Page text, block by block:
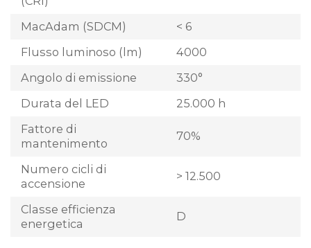
MacAdam (SDCM)
< 6
Flusso luminoso (lm)
4000
Angolo di emissione
330°
Durata del LED
25.000 h
Fattore di
mantenimento
70%
Numero cicli di
accensione
> 12.500
Classe efficienza
energetica
D